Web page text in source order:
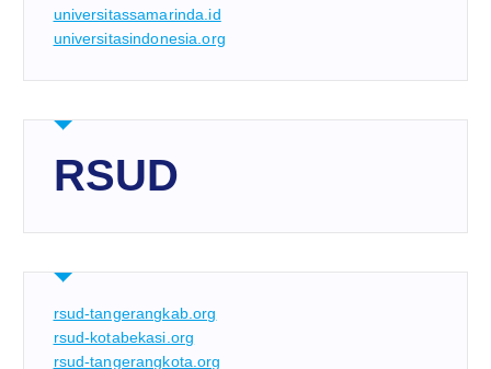
universitassamarinda.id
universitasindonesia.org
RSUD
rsud-tangerangkab.org
rsud-kotabekasi.org
rsud-tangerangkota.org